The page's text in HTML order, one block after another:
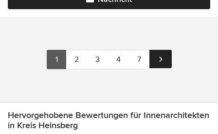
1 2 3 4 7
Hervorgehobene Bewertungen für Innenarchitekten
in Kreis Heinsberg